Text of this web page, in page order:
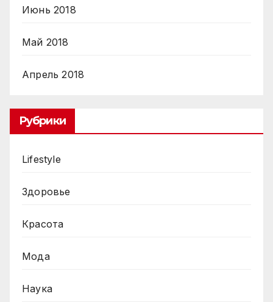
Июнь 2018
Май 2018
Апрель 2018
Рубрики
Lifestyle
Здоровье
Красота
Мода
Наука